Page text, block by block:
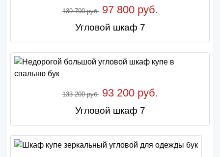
139 700 руб.97 800 руб.
Угловой шкаф 7
133 200 руб.93 200 руб.
Угловой шкаф 7